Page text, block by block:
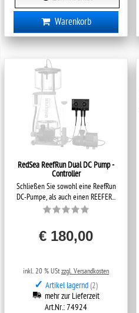
Warenkorb
RedSea ReefRun Dual DC Pump -
Controller
Schließen Sie sowohl eine ReefRun
DC-Pumpe, als auch einen REEFER...
€ 180,00
inkl. 20 % USt zzgl. Versandkosten
✓ Artikel lagernd(2)
mehr zur Lieferzeit
Art.Nr.: 74924